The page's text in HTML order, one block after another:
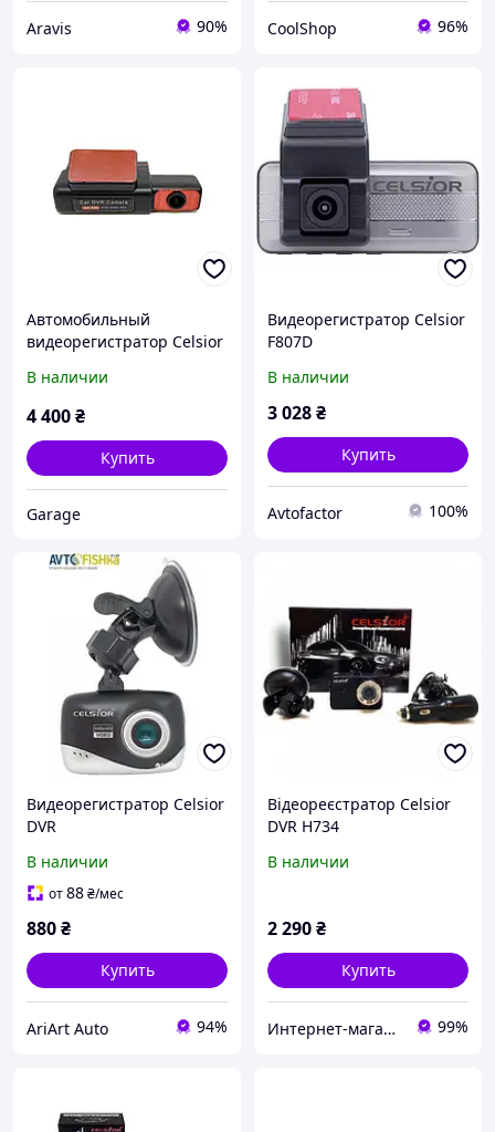
Aravis 90% CoolShop 96%
Автомобильный
видеорегистратор Celsior
В наличии
4 400₴
Купить
Garage
Видеорегистратор Celsior
F807D
В наличии
3 028₴
Купить
Avtofactor 100%
Видеорегистратор Celsior
DVR
В наличии
от88₴/мес
880₴
Купить
AriArt Auto 94%
Відеореєстратор Celsior
DVR H734
В наличии
2 290₴
Купить
Интернет-магазин «Autotoys» 99%